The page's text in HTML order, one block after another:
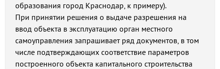
образования город Краснодар, к примеру).
При принятии решения о выдаче разрешения на
ввод объекта в эксплуатацию орган местного
самоуправления запрашивает ряд документов, в том
числе подтверждающих соответствие параметров
построенного объекта капитального строительства